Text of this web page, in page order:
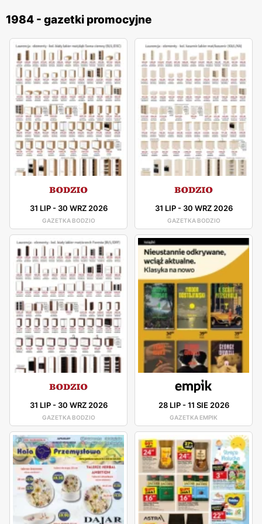
1984 - gazetki promocyjne
31 LIP- 30 WRZ 2026
GAZETKA BODZIO
31 LIP- 30 WRZ 2026
GAZETKA BODZIO
31 LIP- 30 WRZ 2026
GAZETKA BODZIO
28 LIP-11 SIE 2026
GAZETKA EMPIK